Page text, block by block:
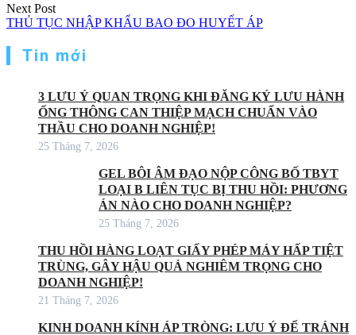
Next Post
THỦ TỤC NHẬP KHẨU BAO ĐO HUYẾT ÁP
Tin mới
3 LƯU Ý QUAN TRỌNG KHI ĐĂNG KÝ LƯU HÀNH
ỐNG THÔNG CAN THIỆP MẠCH CHUẨN VÀO
THẦU CHO DOANH NGHIỆP!
25 Tháng 7, 2026
GEL BÔI ÂM ĐẠO NỘP CÔNG BỐ TBYT
LOẠI B LIÊN TỤC BỊ THU HỒI: PHƯƠNG
ÁN NÀO CHO DOANH NGHIỆP?
25 Tháng 7, 2026
THU HỒI HÀNG LOẠT GIẤY PHÉP MÁY HẤP TIỆT
TRÙNG, GÂY HẬU QUẢ NGHIÊM TRỌNG CHO
DOANH NGHIỆP!
21 Tháng 7, 2026
KINH DOANH KÍNH ÁP TRÒNG: LƯU Ý ĐỂ TRÁNH